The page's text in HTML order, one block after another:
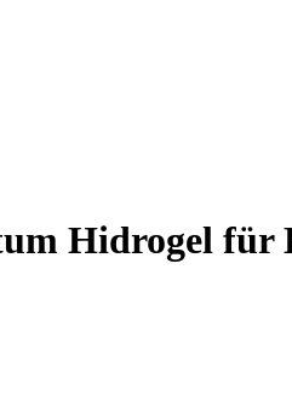
Hidrogel für